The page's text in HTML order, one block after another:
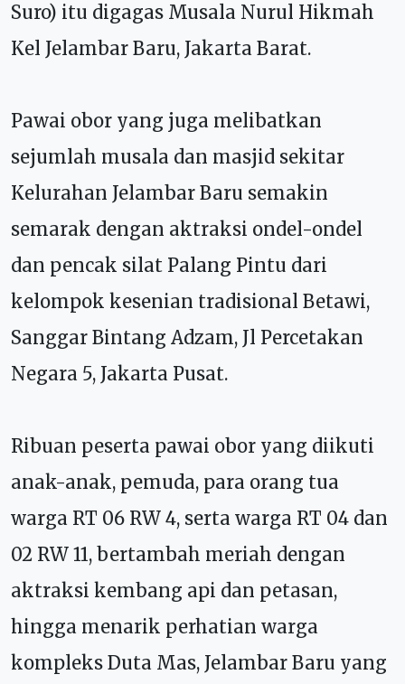
Suro) itu digagas Musala Nurul Hikmah
Kel Jelambar Baru, Jakarta Barat.
Pawai obor yang juga melibatkan
sejumlah musala dan masjid sekitar
Kelurahan Jelambar Baru semakin
semarak dengan aktraksi ondel-ondel
dan pencak silat Palang Pintu dari
kelompok kesenian tradisional Betawi,
Sanggar Bintang Adzam, Jl Percetakan
Negara 5, Jakarta Pusat.
Ribuan peserta pawai obor yang diikuti
anak-anak, pemuda, para orang tua
warga RT 06 RW 4, serta warga RT 04 dan
02 RW 11, bertambah meriah dengan
aktraksi kembang api dan petasan,
hingga menarik perhatian warga
kompleks Duta Mas, Jelambar Baru yang